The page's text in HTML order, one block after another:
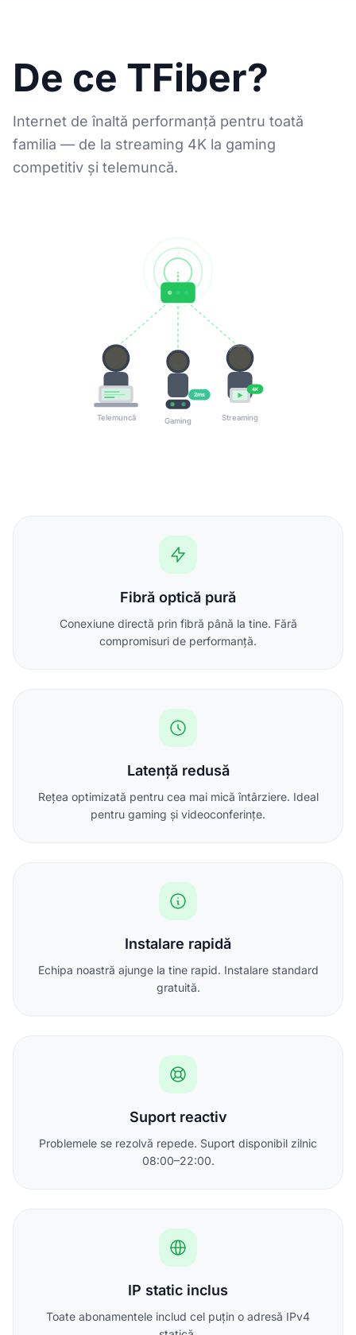
De ce TFiber?
Internet de înaltă performanță pentru toată
familia — de la streaming 4K la gaming
competitiv și telemuncă.
Telemuncă
2ms
Gaming
4K
Streaming
Fibră optică pură
Conexiune directă prin fibră până la tine. Fără
compromisuri de performanță.
Latență redusă
Rețea optimizată pentru cea mai mică întârziere. Ideal
pentru gaming și videoconferințe.
Instalare rapidă
Echipa noastră ajunge la tine rapid. Instalare standard
gratuită.
Suport reactiv
Problemele se rezolvă repede. Suport disponibil zilnic
08:00–22:00.
IP static inclus
Toate abonamentele includ cel puțin o adresă IPv4